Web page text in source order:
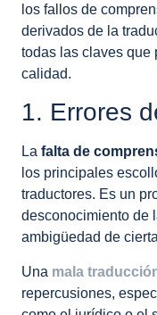
los fallos de
derivados de la
todas las claves que
calidad.
1. Errores
La falta de
los principales
traductores. Es un
desconocimiento de
ambigüedad de
Una mala
repercusiones,